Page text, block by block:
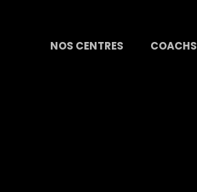
NOS CENTRES COACHS